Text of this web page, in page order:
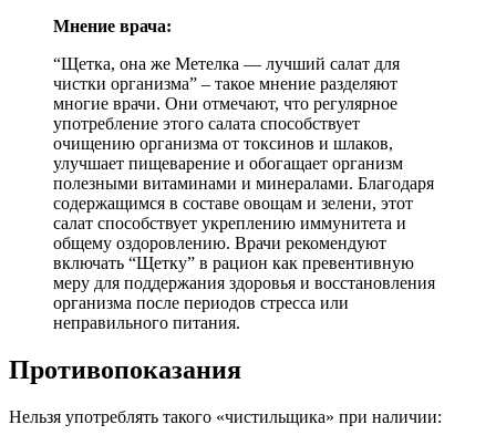
Мнение врача:
“Щетка, она же Метелка — лучший салат для
чистки организма” – такое мнение разделяют
многие врачи. Они отмечают, что регулярное
употребление этого салата способствует
очищению организма от токсинов и шлаков,
улучшает пищеварение и обогащает организм
полезными витаминами и минералами. Благодаря
содержащимся в составе овощам и зелени, этот
салат способствует укреплению иммунитета и
общему оздоровлению. Врачи рекомендуют
включать “Щетку” в рацион как превентивную
меру для поддержания здоровья и восстановления
организма после периодов стресса или
неправильного питания.
Противопоказания
Нельзя употреблять такого «чистильщика» при наличии: